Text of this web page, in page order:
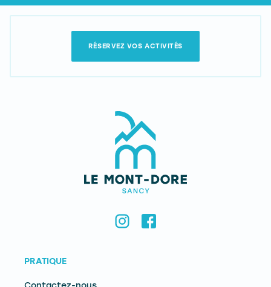
RÉSERVEZ VOS ACTIVITÉS
PRATIQUE